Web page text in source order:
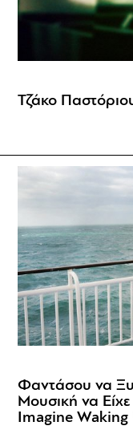
Τζάκο
Φαντάσου να
Μουσική να
Imagine